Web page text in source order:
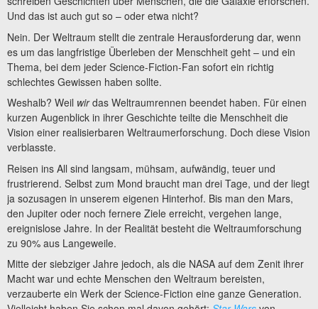
Und das ist auch gut so – oder etwa nicht?
Nein. Der Weltraum stellt die zentrale Herausforderung dar, wenn
es um das langfristige Überleben der Menschheit geht – und ein
Thema, bei dem jeder Science-Fiction-Fan sofort ein richtig
schlechtes Gewissen haben sollte.
Weshalb? Weil wirdas Weltraumrennen beendet haben. Für einen
kurzen Augenblick in ihrer Geschichte teilte die Menschheit die
Vision einer realisierbaren Weltraumerforschung. Doch diese Vision
verblasste.
Reisen ins All sind langsam, mühsam, aufwändig, teuer und
frustrierend. Selbst zum Mond braucht man drei Tage, und der liegt
ja sozusagen in unserem eigenen Hinterhof. Bis man den Mars,
den Jupiter oder noch fernere Ziele erreicht, vergehen lange,
ereignislose Jahre. In der Realität besteht die Weltraumforschung
zu 90% aus Langeweile.
Mitte der siebziger Jahre jedoch, als die NASA auf dem Zenit ihrer
Macht war und echte Menschen den Weltraum bereisten,
verzauberte ein Werk der Science-Fiction eine ganze Generation.